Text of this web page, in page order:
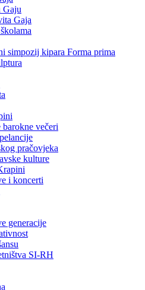
Gaju
Gaja
simpozij kipara Forma prima
barokne večeri
pračovjeka
kulture
i koncerti
generacije
SI-RH